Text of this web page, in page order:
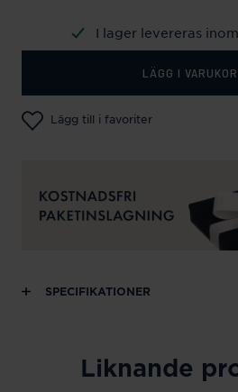
I lager levereras
LÄGG I
Lägg till i favoriter
SPECIFIKATIONER
Liknande